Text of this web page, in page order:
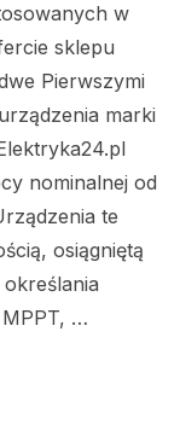
w
sklepu
Pierwszymi
marki
nominalnej od
te
osiągniętą
…